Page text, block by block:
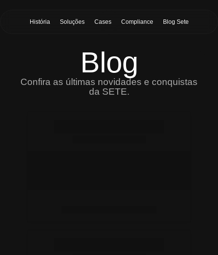
História Soluções Cases Compliance Blog Sete
Blog
Confira as últimas novidades e conquistas
da SETE.